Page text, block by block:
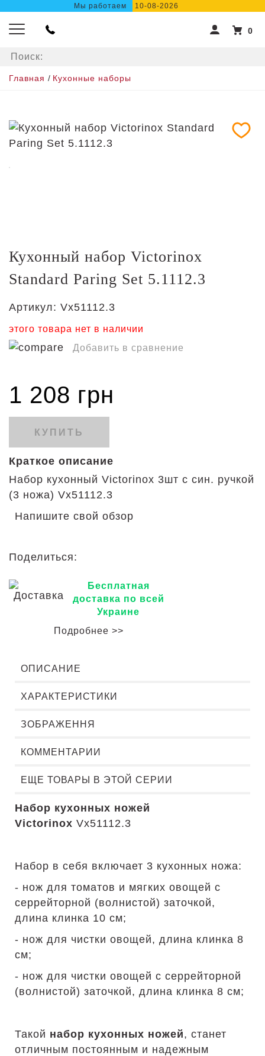
Мы работаем 10-08-2026
0
Главная / Кухонные наборы
Кухонный набор Victorinox
Standard Paring Set 5.1112.3
Артикул: Vx51112.3
этого товара нет в наличии
Добавить в сравнение
1 208 грн
КУПИТЬ
Краткое описание
Набор кухонный Victorinox 3шт с син. ручкой
(3 ножа) Vx51112.3
Напишите свой обзор
Поделиться:
Бесплатная
доставка по всей
Украине
Подробнее >>
ОПИСАНИЕ
ХАРАКТЕРИСТИКИ
ЗОБРАЖЕННЯ
КОММЕНТАРИИ
ЕЩЕ ТОВАРЫ В ЭТОЙ СЕРИИ
Набор кухонных ножей
Victorinox Vx51112.3
Набор в себя включает 3 кухонных ножа:
- нож для томатов и мягких овощей с
серрейторной (волнистой) заточкой,
длина клинка 10 см;
- нож для чистки овощей, длина клинка 8
см;
- нож для чистки овощей с серрейторной
(волнистой) заточкой, длина клинка 8 см;
Такой набор кухонных ножей, станет
отличным постоянным и надежным